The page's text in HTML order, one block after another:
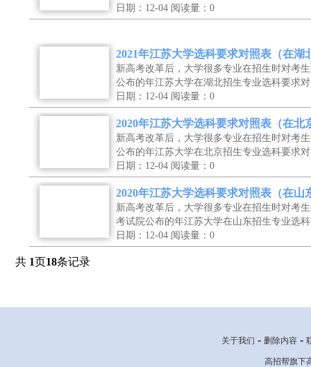
日期：12-04 阅读量：0
2021年江苏大学选科要求对照表（在湖
新高考改革后，大学很多专业在招生时对考
公布的年江苏大学在湖北招生专业选科要求
日期：12-04 阅读量：0
2020年江苏大学选科要求对照表（在北
新高考改革后，大学很多专业在招生时对考
公布的年江苏大学在北京招生专业选科要求
日期：12-04 阅读量：0
2020年江苏大学选科要求对照表（在山
新高考改革后，大学很多专业在招生时对考
考试院公布的年江苏大学在山东招生专业选
日期：12-04 阅读量：0
共 1页18条记录
关于我们 -删除内容 -
高招帮旗下